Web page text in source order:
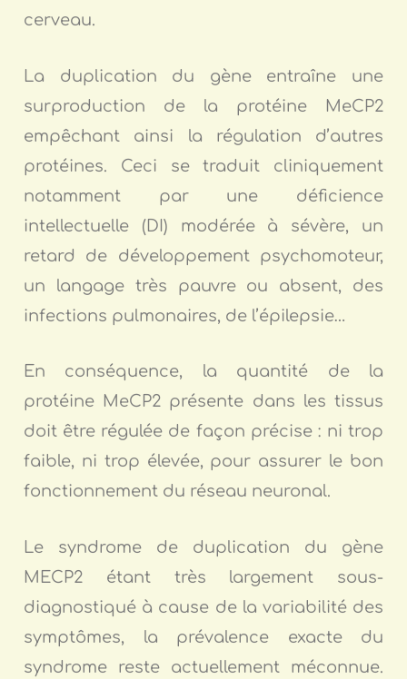
cerveau.
La duplication du gène entraîne une
surproduction de la protéine MeCP2
empêchant ainsi la régulation d’autres
protéines. Ceci se traduit cliniquement
notamment par une déficience
intellectuelle (DI) modérée à sévère, un
retard de développement psychomoteur,
un langage très pauvre ou absent, des
infections pulmonaires, de l’épilepsie…
En conséquence, la quantité de la
protéine MeCP2 présente dans les tissus
doit être régulée de façon précise : ni trop
faible, ni trop élevée, pour assurer le bon
fonctionnement du réseau neuronal.
Le syndrome de duplication du gène
MECP2 étant très largement sous-
diagnostiqué à cause de la variabilité des
symptômes, la prévalence exacte du
syndrome reste actuellement méconnue.